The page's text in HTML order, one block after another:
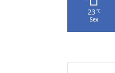
23 ℃
Sex